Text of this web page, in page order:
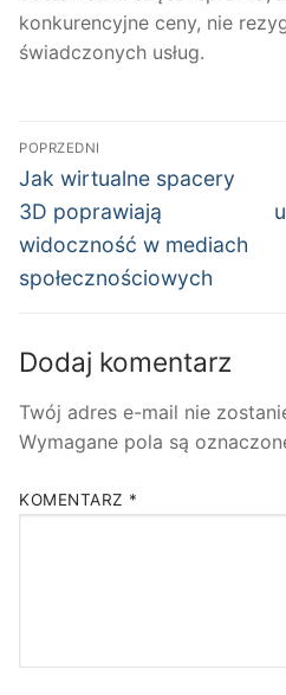
konkurencyjne ceny, nie
świadczonych usług.
Nawigacja
wpisu
POPRZEDNI
Poprzedni
wpis:
Jak wirtualne spacery
3D poprawiają
widoczność w mediach
społecznościowych
Dodaj komentarz
Twój adres e-mail nie
Wymagane pola są
KOMENTARZ *